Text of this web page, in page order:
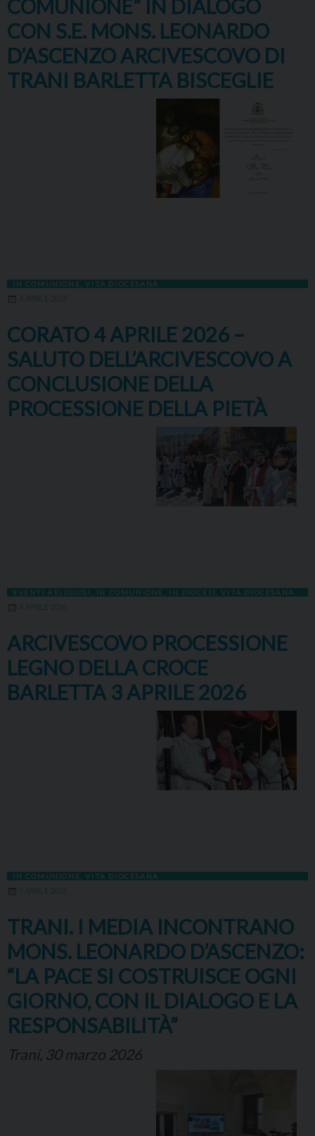
COMUNIONE” IN DIALOGO
CON S.E. MONS. LEONARDO
D’ASCENZO ARCIVESCOVO DI
TRANI BARLETTA BISCEGLIE
IN COMUNIONE ,VITA DIOCESANA
4 APRILE 2026
CORATO 4 APRILE 2026 –
SALUTO DELL’ARCIVESCOVO A
CONCLUSIONE DELLA
PROCESSIONE DELLA PIETÀ
EVENTI RELIGIOSI IN COMUNIONE IN DIOCESI ,VITA DIOCESANA
4 APRILE 2026
ARCIVESCOVO PROCESSIONE
LEGNO DELLA CROCE
BARLETTA 3 APRILE 2026
IN COMUNIONE ,VITA DIOCESANA
1 APRILE 2026
TRANI. I MEDIA INCONTRANO
MONS. LEONARDO D’ASCENZO:
“LA PACE SI COSTRUISCE OGNI
GIORNO, CON IL DIALOGO E LA
RESPONSABILITÀ”
Trani, 30 marzo 2026